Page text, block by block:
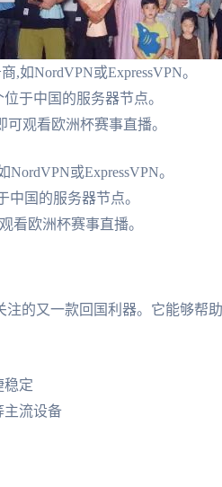
,如NordVPN或ExpressVPN。
于中国的服务器节点。
观看欧洲杯赛事直播。
或ExpressVPN。
国的服务器节点。
看欧洲杯赛事直播。
注的又一款回国利器。它能够帮
稳定
主流设备